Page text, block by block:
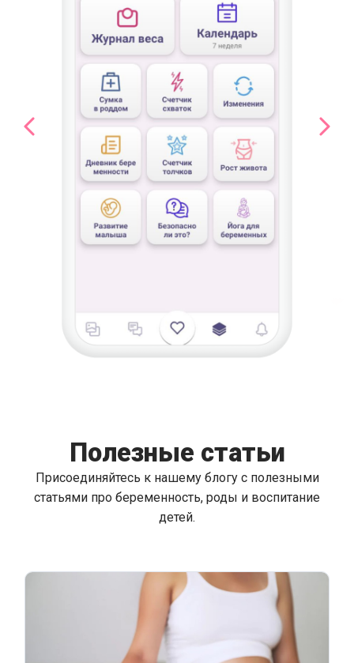
Полезные статьи
Присоединяйтесь к нашему блогу с полезными
статьями про беременность, роды и воспитание
детей.